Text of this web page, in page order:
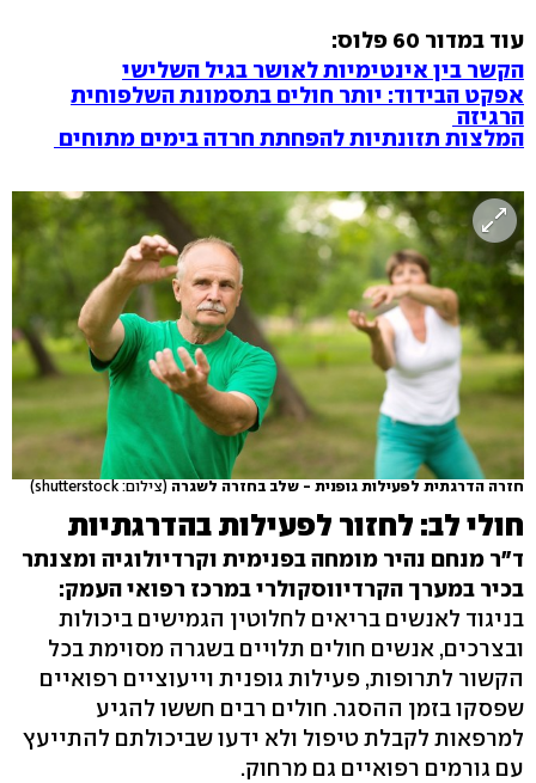
עוד במדור 60 פלוס:
הקשר בין אינטימיות לאושר בגיל השלישי
אפקט הבידוד: יותר חולים בתסמונת השלפוחית
הרגיזה
המלצות תזונתיות להפחתת חרדה בימים מתוחים
חזרה הדרגתית לפעילות גופנית - שלב בחזרה לשגרה (צילום: shutterstock)
חולי לב: לחזור לפעילות בהדרגתיות
ד"ר מנחם נהיר מומחה בפנימית וקרדיולוגיה ומצנתר
בכיר במערך הקרדיווסקולרי במרכז רפואי העמק:
בניגוד לאנשים בריאים לחלוטין הגמישים ביכולות
ובצרכים, אנשים חולים תלויים בשגרה מסוימת בכל
הקשור לתרופות, פעילות גופנית וייעוציים רפואיים
שפסקו בזמן ההסגר. חולים רבים חששו להגיע
למרפאות לקבלת טיפול ולא ידעו שביכולתם להתייעץ
עם גורמים רפואיים גם מרחוק.